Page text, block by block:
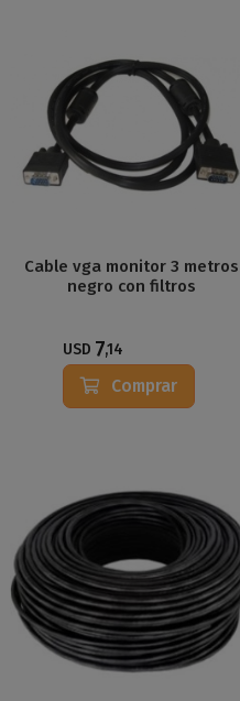
Cable vga monitor 3 metros
negro con filtros
USD 7,14
Comprar